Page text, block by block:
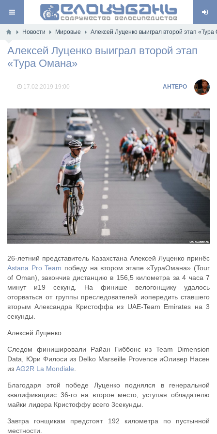
Новости Мировые Алексей Луценко выиграл второй этап
Алексей Луценко выиграл второй этап
«Тура Омана»
17.02.2019 19:00 AHTEPO
26-летний представитель Казахстана Алексей Луценко принёс
Astana Pro Team победу на втором этапе «ТураОмана» (Tour
of Oman), закончив дистанцию в 156,5 километра за 4 часа 7
минут и19 секунд. На финише велогонщику удалось
оторваться от группы преследователей иопередить ставшего
вторым Александра Кристоффа из UAE-Team Emirates на 3
секунды.
Алексей Луценко
Следом финишировали Райан Гиббонс из Team Dimension
Data, Юри Филоси из Delko Marseille Provence иОливер Насен
из AG2R La Mondiale
Благодаря этой победе Луценко поднялся в генеральной
квалификациис 36-го на второе место, уступая обладателю
майки лидера Кристоффу всего 3секунды.
Завтра гонщикам предстоят 192 километра по пустынной
местности.